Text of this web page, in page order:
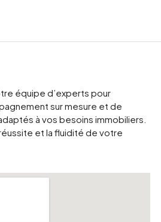
équipe d’experts pour
sur mesure et de
à vos besoins immobiliers.
et la fluidité de votre